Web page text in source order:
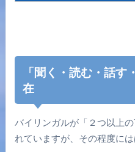
「聞く・読む・話
在
バイリンガルが「２つ以上
れていますが、その程度には